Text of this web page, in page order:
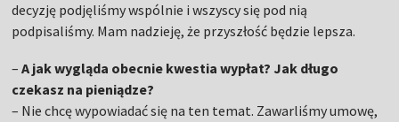
decyzję podjęliśmy wspólnie i wszyscy się pod nią
podpisaliśmy. Mam nadzieję, że przyszłość będzie lepsza.
–A jak wygląda obecnie kwestia wypłat? Jak długo
czekasz na pieniądze?
– Nie chcę wypowiadać się na ten temat. Zawarliśmy umowę,